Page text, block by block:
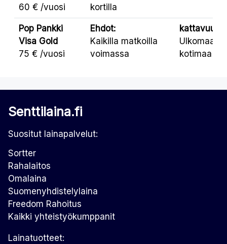
60 € /vuosi
kortilla
Pop Pankki
Visa Gold
75 € /vuosi
Ehdot:
Kaikilla matkoilla
voimassa
kattavuus:
Ulkomaat,
kotimaa
Senttilaina.fi
Suositut lainapalvelut:
Sortter
Rahalaitos
Omalaina
Suomenyhdistelylaina
Freedom Rahoitus
Kaikki yhteistyökumppanit
Lainatuotteet: